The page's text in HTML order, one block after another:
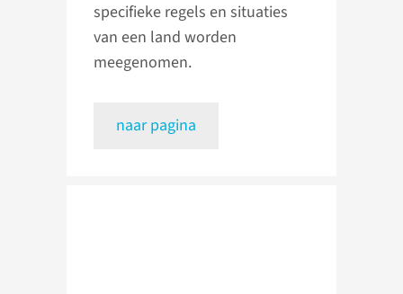
specifieke regels en situaties
van een land worden
meegenomen.
naar pagina